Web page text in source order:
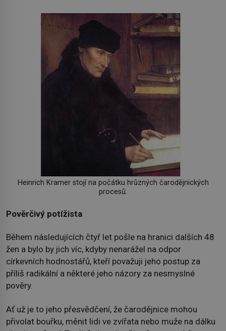
Heinrich Kramer stojí na počátku hrůzných čarodějnických
procesů.
Pověrčivý potížista
Během následujících čtyř let pošle na hranici dalších 48
žen a bylo by jich víc, kdyby nenarážel na odpor
církevních hodnostářů, kteří považuji jeho postup za
příliš radikální a některé jeho názory za nesmyslné
pověry.
Ať už je to jeho přesvědčení, že čarodějnice mohou
přivolat bouřku, měnit lidi ve zvířata nebo muže na dálku